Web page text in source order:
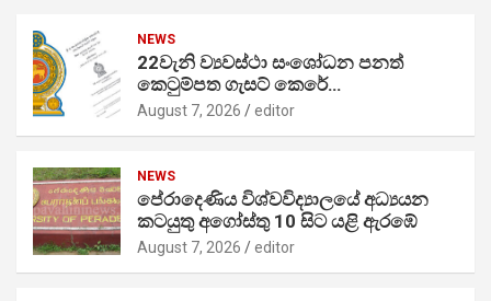
NEWS
22වැනි ව්‍යවස්ථා සංශෝධන පනත්
කෙටුම්පත ගැසට් කෙරේ…
August 7, 2026 editor
NEWS
පේරාදෙණිය විශ්වවිද්‍යාලයේ අධ්‍යයන
කටයුතු අගෝස්තු 10 සිට යළි ඇරඹේ
August 7, 2026 editor